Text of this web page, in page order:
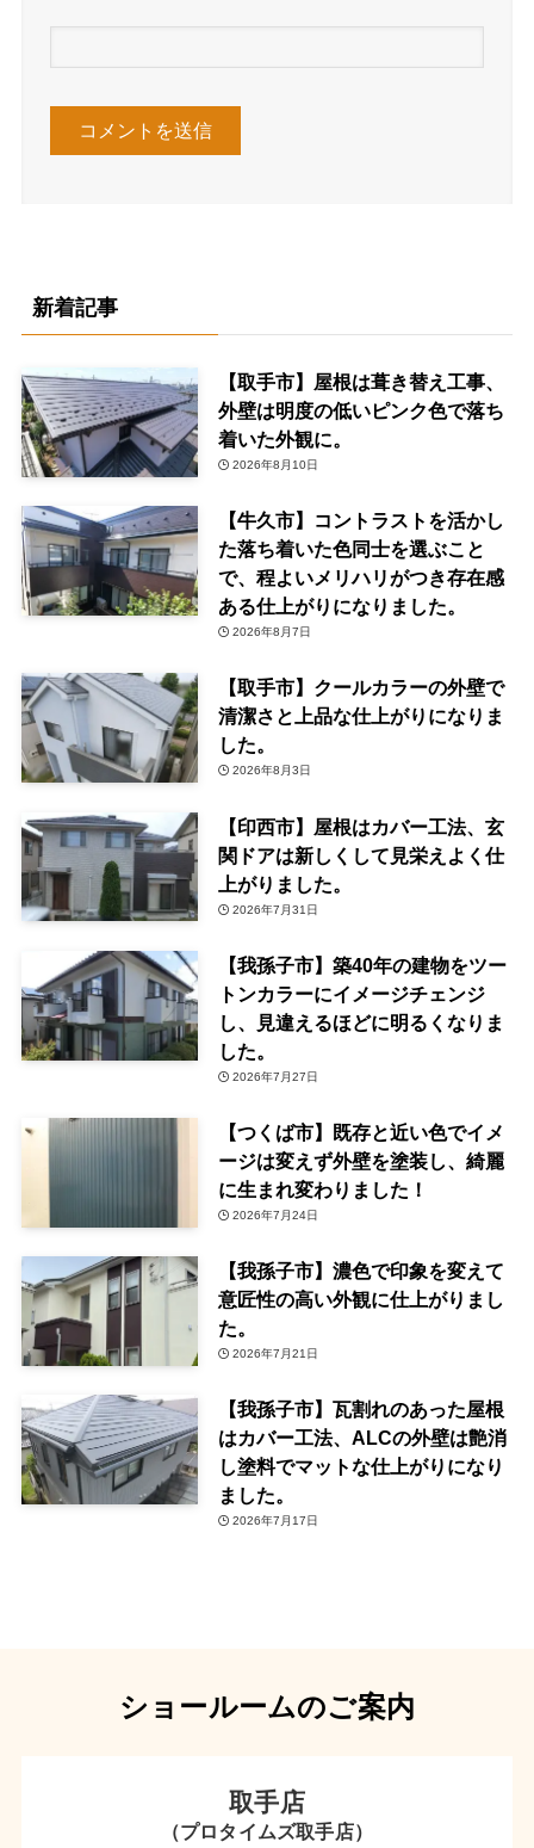
新着記事
【取手市】屋根は葺き替え工事、
外壁は明度の低いピンク色で落ち
着いた外観に。
2026年8月10日
【牛久市】コントラストを活かし
た落ち着いた色同士を選ぶこと
で、程よいメリハリがつき存在感
ある仕上がりになりました。
2026年8月7日
【取手市】クールカラーの外壁で
清潔さと上品な仕上がりになりま
した。
2026年8月3日
【印西市】屋根はカバー工法、玄
関ドアは新しくして見栄えよく仕
上がりました。
2026年7月31日
【我孫子市】築40年の建物をツー
トンカラーにイメージチェンジ
し、見違えるほどに明るくなりま
した。
2026年7月27日
【つくば市】既存と近い色でイメ
ージは変えず外壁を塗装し、綺麗
に生まれ変わりました！
2026年7月24日
【我孫子市】濃色で印象を変えて
意匠性の高い外観に仕上がりまし
た。
2026年7月21日
【我孫子市】瓦割れのあった屋根
はカバー工法、ALCの外壁は艶消
し塗料でマットな仕上がりになり
ました。
2026年7月17日
ショールームのご案内
取手店
（プロタイムズ取手店）